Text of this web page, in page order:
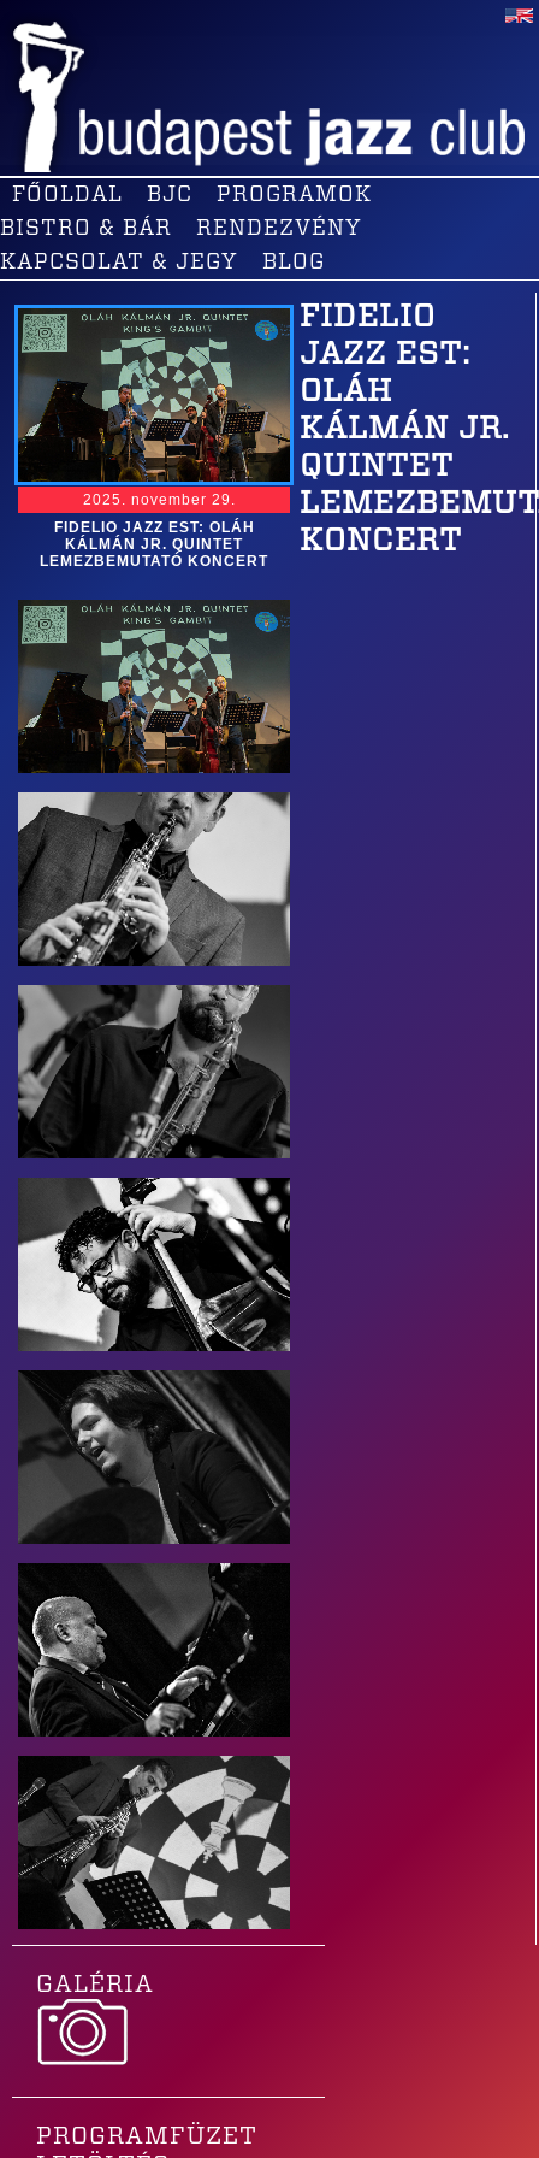
FŐOLDAL BJC
PROGRAMOK
BISTRO & BÁR
RENDEZVÉNY
KAPCSOLAT & JEGY
BLOG
2025. november 29.
FIDELIO JAZZ EST: OLÁH
KÁLMÁN JR. QUINTET
LEMEZBEMUTATÓ KONCERT
FIDELIO
JAZZ EST:
OLÁH
KÁLMÁN JR.
QUINTET
KONCERT
GALÉRIA
PROGRAMFÜZET